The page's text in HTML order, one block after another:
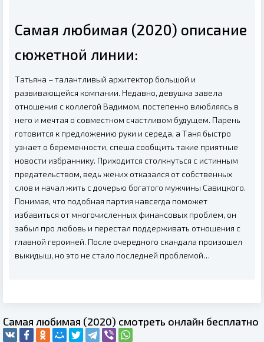
Самая любимая (2020) описание
сюжетной линии:
Татьяна – талантливый архитектор большой и
развивающейся компании. Недавно, девушка завела
отношения с коллегой Вадимом, постепенно влюбляясь в
него и мечтая о совместном счастливом будущем. Парень
готовится к предложению руки и середа, а Таня быстро
узнает о беременности, спеша сообщить такие приятные
новости избраннику. Приходится столкнуться с истинным
предательством, ведь жених отказался от собственных
слов и начал жить с дочерью богатого мужчины Савицкого.
Понимая, что подобная партия навсегда поможет
избавиться от многочисленных финансовых проблем, он
забыл про любовь и перестал поддерживать отношения с
главной героиней. После очередного скандала произошел
выкидыш, но это не стало последней проблемой…
Самая любимая (2020) смотреть онлайн бесплатно